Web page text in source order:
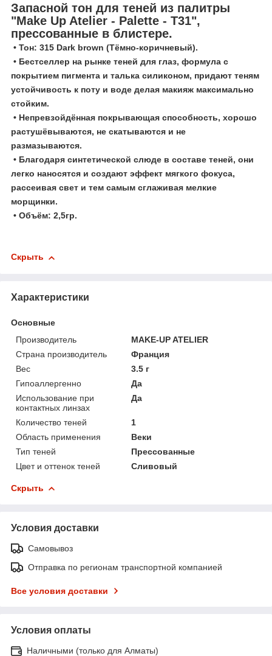
Запасной тон для теней из палитры
"Make Up Atelier - Palette - T31",
прессованные в блистере.
• Тон: 315 Dark brown (Тёмно-коричневый).
• Бестселлер на рынке теней для глаз, формула с
покрытием пигмента и талька силиконом, придают теням
устойчивость к поту и воде делая макияж максимально
стойким.
• Непревзойдённая покрывающая способность, хорошо
растушёвываются, не скатываются и не
размазываются.
• Благодаря синтетической слюде в составе теней, они
легко наносятся и создают эффект мягкого фокуса,
рассеивая свет и тем самым сглаживая мелкие
морщинки.
• Объём: 2,5гр.
Скрыть
Характеристики
Основные
Производитель
MAKE-UP ATELIER
Страна производитель
Франция
Вес
3.5 г
Гипоаллергенно
Да
Использование при
контактных линзах
Да
Количество теней
1
Область применения
Веки
Тип теней
Прессованные
Цвет и оттенок теней
Сливовый
Скрыть
Условия доставки
Самовывоз
Отправка по регионам транспортной компанией
Все условия доставки
Условия оплаты
Наличными (только для Алматы)